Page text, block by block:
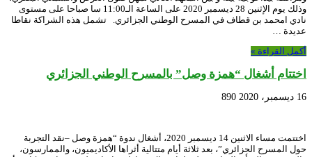
وذلك يوم الإثنين 28 ديسمبر 2020 على الساعة الـ11:00 سا صباحا على مستوى
نادي امحمد بن قطاف في المسرح الوطني الجزائري. تشمل هذه الشراكة نقاطا
عديدة …
أكمل القراءة »
اختتام أشغال “همزة وصل” بالمسرح الوطني الجزائري
16 ديسمبر، 2020 890
اختتمت مساء الاثنين 14 ديسمبر 2020، أشغال ندوة “همزة وصل –نقد التجربة
حول المسرح الجزائري”، بعد ثلاثة أيام متتالية أثراها الأكاديميون، والممارسون،